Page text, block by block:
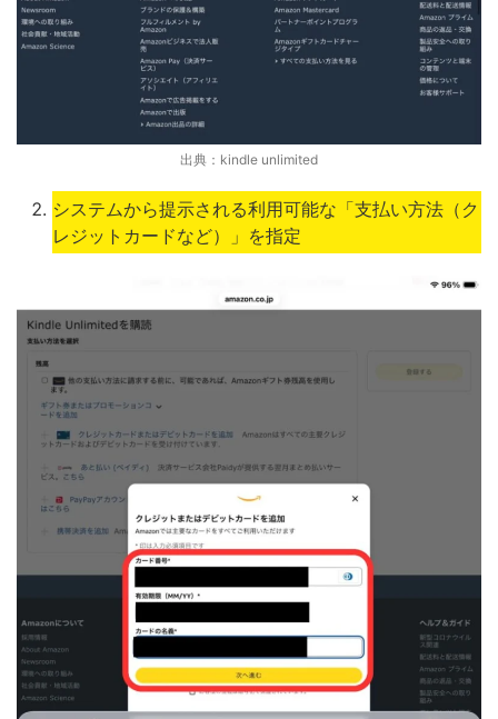
出典：kindle unlimited
システムから提示される利用可能な「支払い方法（ク
レジットカードなど）」を指定